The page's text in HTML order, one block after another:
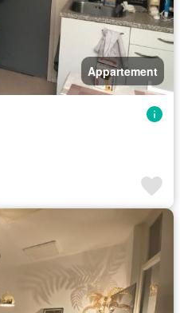
Appartement